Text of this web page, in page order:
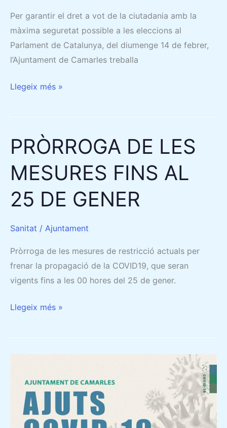
Per garantir el dret a vot de la ciutadania amb la
màxima seguretat possible a les eleccions al
Parlament de Catalunya, del diumenge 14 de febrer,
l’Ajuntament de Camarles treballa
Llegeix més »
PRÒRROGA DE LES
MESURES FINS AL
25 DE GENER
Sanitat / Ajuntament
Pròrroga de les mesures de restricció actuals per
frenar la propagació de la COVID19, que seran
vigents fins a les 00 hores del 25 de gener.
PRÒRROGA
DE
LES
MESURES
FINS
25
GENER
Llegeix més »
MESURES
ECONÒMIQUES